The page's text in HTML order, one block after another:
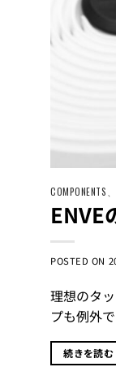
COMPONENTS
ENVE
POSTED ON
理想のタ
プも例外
続きを読む